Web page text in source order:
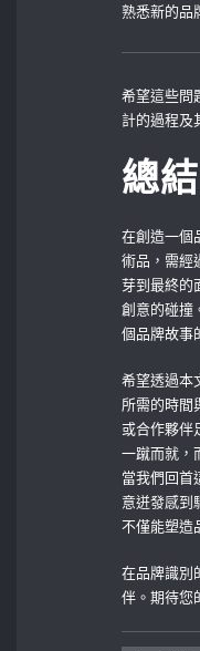
熟悉新的品
希望這些問
計的過程及
總結
在創造一個
術品，需經
芽到最終的
創意的碰撞
個品牌故事
希望透過本
所需的時間
或合作夥伴
一蹴而就，
當我們回首
意迸發感到
不僅能塑造
在品牌識別
伴。期待您